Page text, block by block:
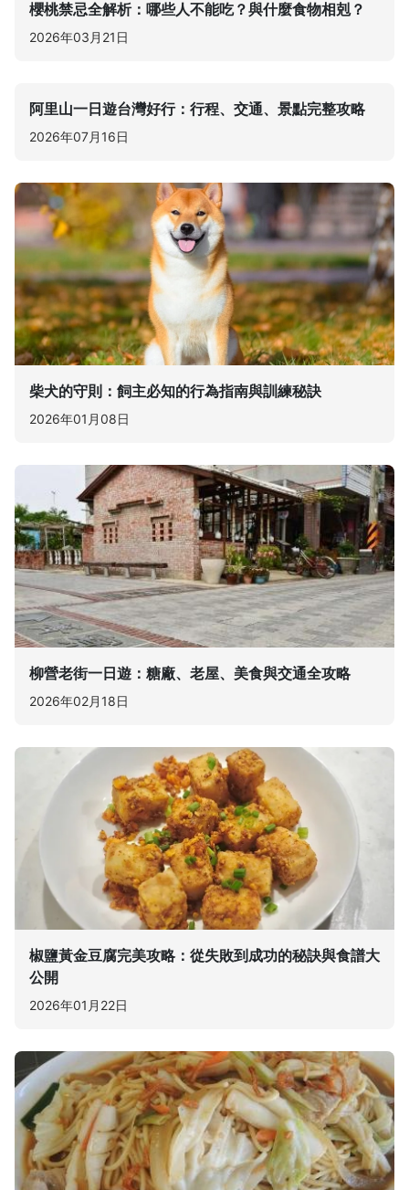
櫻桃禁忌全解析：哪些人不能吃？與什麼食物相剋？
2026年03月21日
阿里山一日遊台灣好行：行程、交通、景點完整攻略
2026年07月16日
柴犬的守則：飼主必知的行為指南與訓練秘訣
2026年01月08日
柳營老街一日遊：糖廠、老屋、美食與交通全攻略
2026年02月18日
椒鹽黃金豆腐完美攻略：從失敗到成功的秘訣與食譜大
公開
2026年01月22日